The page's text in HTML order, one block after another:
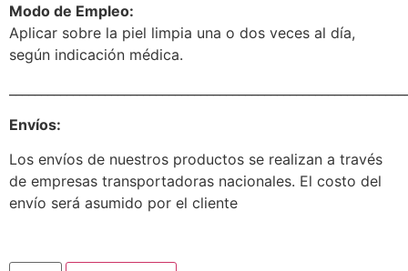
Modo de Empleo:
Aplicar sobre la piel limpia una o dos veces al día,
según indicación médica.
Envíos:
Los envíos de nuestros productos se realizan a través
de empresas transportadoras nacionales. El costo del
envío será asumido por el cliente